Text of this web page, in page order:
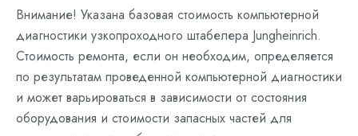
Внимание! Указана базовая стоимость компьютерной
диагностики узкопроходного штабелера Jungheinrich.
Стоимость ремонта, если он необходим, определяется
по результатам проведенной компьютерной диагностики
и может варьироваться в зависимости от состояния
оборудования и стоимости запасных частей для